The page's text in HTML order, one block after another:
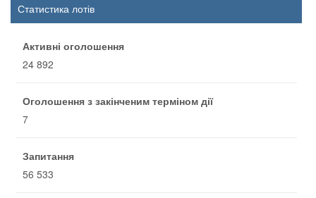
Статистика лотів
Активні оголошення
24 892
Оголошення з закінченим терміном дії
7
Запитання
56 533